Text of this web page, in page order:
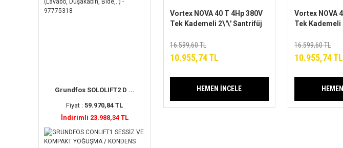
Grundfos SOLOLIFT2 D ...
Fiyat :59.970,84 TL
İndirimli 23.988,34 TL
Vortex NOVA 40 T 4Hp 380V
Tek Kademeli 2\'\' Santrifüj
16.599,60 TL
10.955,74 TL
HEMEN İNCELE
Vortex NOVA
Tek
16.599,60 TL
10.955,74 TL